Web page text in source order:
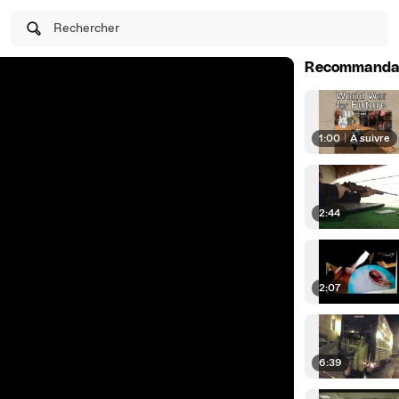
Rechercher
1:00 | À suivre
2:44
2:07
6:39